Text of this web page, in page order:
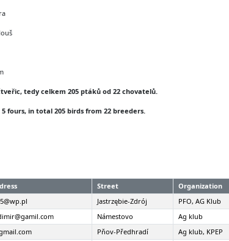
tedy celkem 205 ptáků od 22 chovatelů.
fours, in total 205 birds from 22 breeders.
Street
Organization
Jastrzębie-Zdrój
PFO, AG Klub
Námestovo
Ag klub
Pňov-Předhradí
Ag klub, KPEP